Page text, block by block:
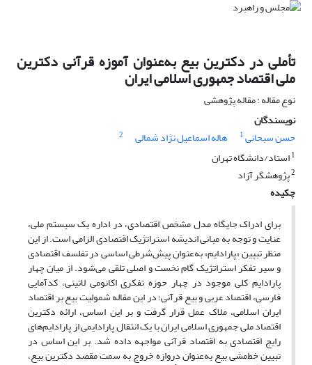
تأملی در دکترین بیع به‌عنوان آموزه قرآنی دکترین
ملی اقتصاد جمهوری اسلامی ایران
نوع مقاله : مقاله پژوهشی
نویسندگان
حسن سبحانی1 هاله اسماعیل نژاد شمالی
2
1استاد/دانشگاه تهران
2پژوهشگر آزاد
چکیده
برای ادراک جایگاه مدل مشخص اقتصادی، در اداره یک سیستم ملی،
عنایت و توجه به مبانی اندیشه استراتژیک اقتصادی الزامی است. از این
منظر تبیین «پارادایم» به‌عنوان پیش‌شرطی اساسی در تفلسف اقتصادی
و سیر تفکر استراتژیک گام نخست و اصلی تلقی می‌شود. از میان چهار
پارادایم کلی موجود در چهار حوزه تفکری اکانومی لاتینی، کدآمایی
فارسی، اقتصاد عربی و بیع قرآنی؛ در این مقاله شمولیت بیع بر اقتصاد
ایران اسلامی، ملاک عمل قرار گرفت و بر این اساس، ارائه دکترین
اقتصاد ملی جمهوری اسلامی ایران با یک انتقال پارادایمی از پارادایم‌های
رایج اقتصادی به اقتصاد قرآنی مواجهه داده شد. بر این اساس در
تبیین خط‌مشی بیع به‌عنوان دروازه خروج به سمت مقصد دکترین بیع،